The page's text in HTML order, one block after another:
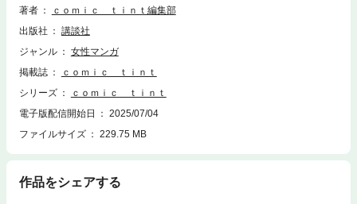
を捧げてきます。」第１０話（あおの花）＊「過保護な若旦那様の甘やか
る男女のデキない恋」第２７話（龍本みお）＊「冷徹上司の、甘い秘
密。」第３話（漫画：眠井アヒル／原作：青花美来）＊「パティシエ彼氏
「一途と純情～大正宵待恋々譚～」第１０話（茶九楽ゆっけ）＊「眠れな
いのは月のせい」第１１話（ゆきら）＊「サレ妻シタ夫の恋人たち」第２
８話（村岡恵）＊「俺ともう一度、初恋。」第１５話＆第１６話（長谷垣
なるみ）＊「二十と成獣」第５話＆第６話（空神セイ）＊姉フレンドより
出張掲載☆「お家にわんこがいますので。」第１話（丹沢ユウ）＊Palcy
／／／／ オトナ女子に胸キュンをお届けする 「ｃｏｍｉｃ ｔｉｎｔ」は
毎月第１金曜配信です☆ ／／／／／／／／／／／／／／／／／／／／／／
著者
ｃｏｍｉｃ ｔｉｎｔ編集部
出版社
講談社
ジャンル
女性マンガ
掲載誌
ｃｏｍｉｃ ｔｉｎｔ
シリーズ
ｃｏｍｉｃ ｔｉｎｔ
電子版配信開始日
2025/07/04
ファイルサイズ
229.75 MB
作品をシェアする